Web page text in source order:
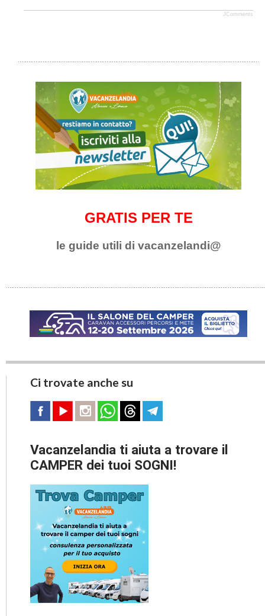
JComments
GRATIS PER TE
le guide utili di vacanzelandi@
Ci trovate anche su
Vacanzelandia ti aiuta a trovare il
CAMPER dei tuoi SOGNI!